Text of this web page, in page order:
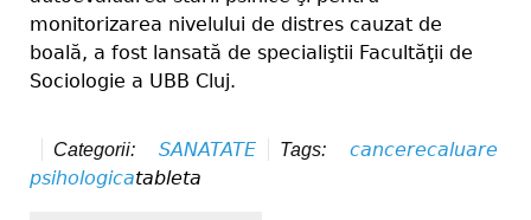
monitorizarea nivelului de distres cauzat de
boală, a fost lansată de specialiştii Facultăţii de
Sociologie a UBB Cluj.
Categorii: SANATATE Tags: cancerecaluare
psihologicatableta